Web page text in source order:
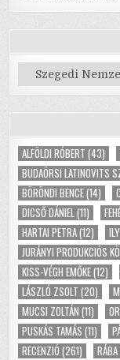
Kategóriák
ALFÖLDI RÓBERT (43)
BUDAÖRSI LATINOVITS
BÖRÖNDI BENCE(14)
DICSŐ DÁNIEL(11)
HARTAI PETRA(12)
JURÁNYI PRODUKCIÓS
KISS-VÉGH EMŐKE(12)
LÁSZLÓ ZSOLT (20)
MUCSI ZOLTÁN (11)
PUSKÁS TAMÁS (11)
RECENZIÓ (261)